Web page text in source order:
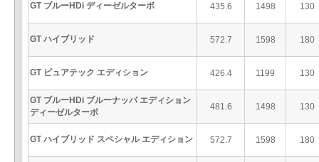
GT ブルーHDi ディーゼルターボ 435.6 1498 130
GT ハイブリッド 572.7 1598 180
GT ピュアテック エディション 426.4 1199 130
GT ブルーHDi ブルーナッパ エディション
ディーゼルターボ
481.6 1498 130
GT ハイブリッド スペシャル エディション 572.7 1598 180